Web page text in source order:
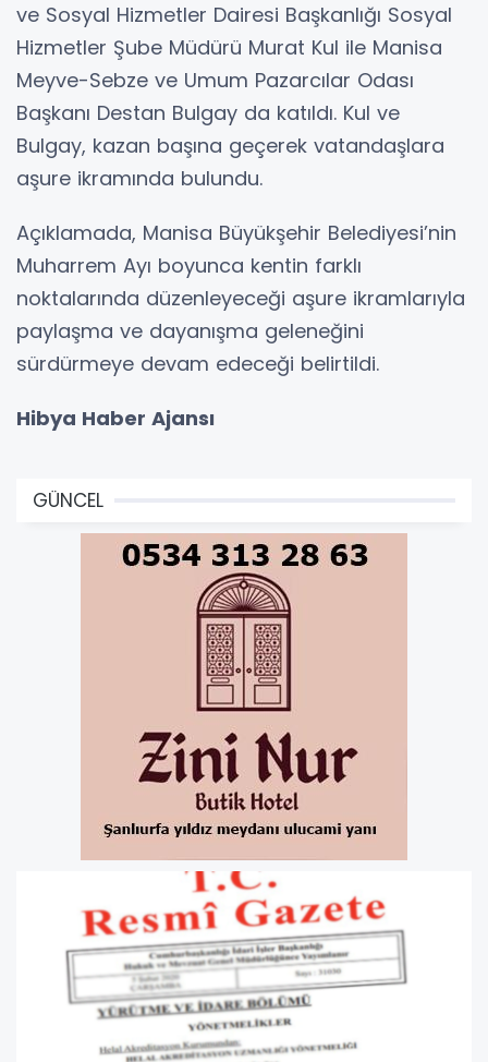
ve Sosyal Hizmetler Dairesi Başkanlığı Sosyal
Hizmetler Şube Müdürü Murat Kul ile Manisa
Meyve-Sebze ve Umum Pazarcılar Odası
Başkanı Destan Bulgay da katıldı. Kul ve
Bulgay, kazan başına geçerek vatandaşlara
aşure ikramında bulundu.
Açıklamada, Manisa Büyükşehir Belediyesi’nin
Muharrem Ayı boyunca kentin farklı
noktalarında düzenleyeceği aşure ikramlarıyla
paylaşma ve dayanışma geleneğini
sürdürmeye devam edeceği belirtildi.
Hibya Haber Ajansı
GÜNCEL